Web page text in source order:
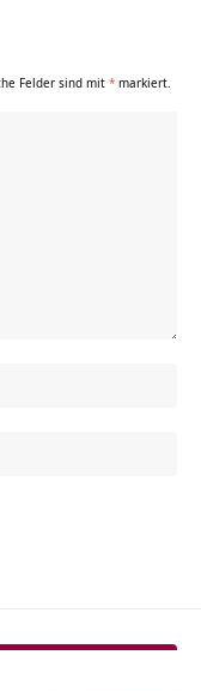
Felder sind mit * markiert.